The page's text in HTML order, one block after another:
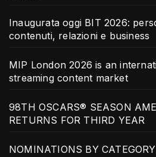
Inaugurata oggi BIT 2026:
contenuti, relazioni e business
MIP London 2026 is an
streaming content market
98TH OSCARS® SEASON
RETURNS FOR THIRD YEAR
NOMINATIONS BY